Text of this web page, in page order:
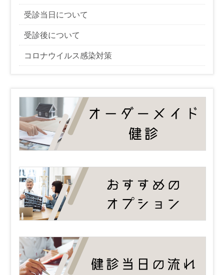
受診当日について
受診後について
コロナウイルス感染対策